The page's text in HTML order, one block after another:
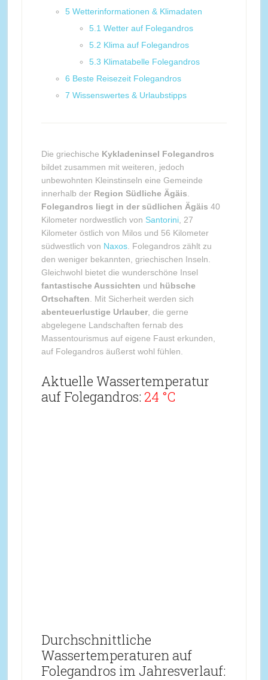
5 Wetterinformationen & Klimadaten
5.1 Wetter auf Folegandros
5.2 Klima auf Folegandros
5.3 Klimatabelle Folegandros
6 Beste Reisezeit Folegandros
7 Wissenswertes & Urlaubstipps
Die griechische Kykladeninsel Folegandros
bildet zusammen mit weiteren, jedoch
unbewohnten Kleinstinseln eine Gemeinde
innerhalb der Region Südliche Ägäis
Folegandros liegt in der südlichen Ägäis 40
Kilometer nordwestlich von Santorini, 27
Kilometer östlich von Milos und 56 Kilometer
südwestlich von Naxos. Folegandros zählt zu
den weniger bekannten, griechischen Inseln.
Gleichwohl bietet die wunderschöne Insel
fantastische Aussichten und hübsche
Ortschaften . Mit Sicherheit werden sich
abenteuerlustige Urlauber, die gerne
abgelegene Landschaften fernab des
Massentourismus auf eigene Faust erkunden,
auf Folegandros äußerst wohl fühlen.
Aktuelle Wassertemperatur
auf Folegandros: 24 °C
Durchschnittliche
Wassertemperaturen auf
Folegandros im Jahresverlauf: